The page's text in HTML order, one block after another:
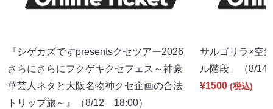
『シゲカズですpresentsクセツアー2026
さらにさらにフクゲキクセフェス～神豪
華芸人ネタと大阪名物神クセ企画の合法
トリップ旅～』（8/12 18:00）
サルゴリラ×空
ル階段」（8/
¥1500 (税込)